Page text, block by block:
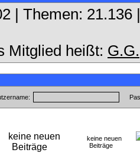
| Themen:
Mitglied heißt: G.G.
keine neuen
Beiträge